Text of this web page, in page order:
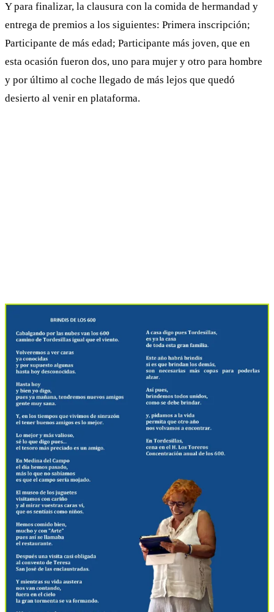
Y para finalizar, la clausura con la comida de hermandad y
entrega de premios a los siguientes: Primera inscripción;
Participante de más edad; Participante más joven, que en
esta ocasión fueron dos, uno para mujer y otro para hombre
y por último al coche llegado de más lejos que quedó
desierto al venir en plataforma.